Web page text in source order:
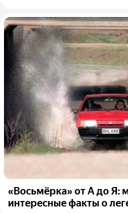
«Восьмёрка» от А до Я:
интересные факты о